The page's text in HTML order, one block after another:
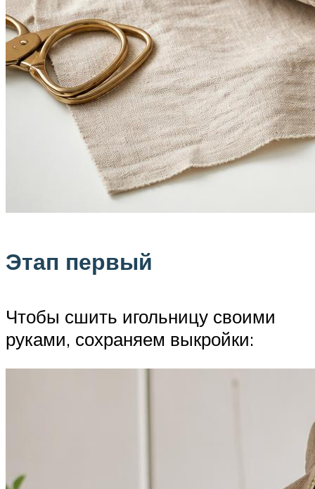
Этап первый
Чтобы сшить игольницу своими
руками, сохраняем выкройки: